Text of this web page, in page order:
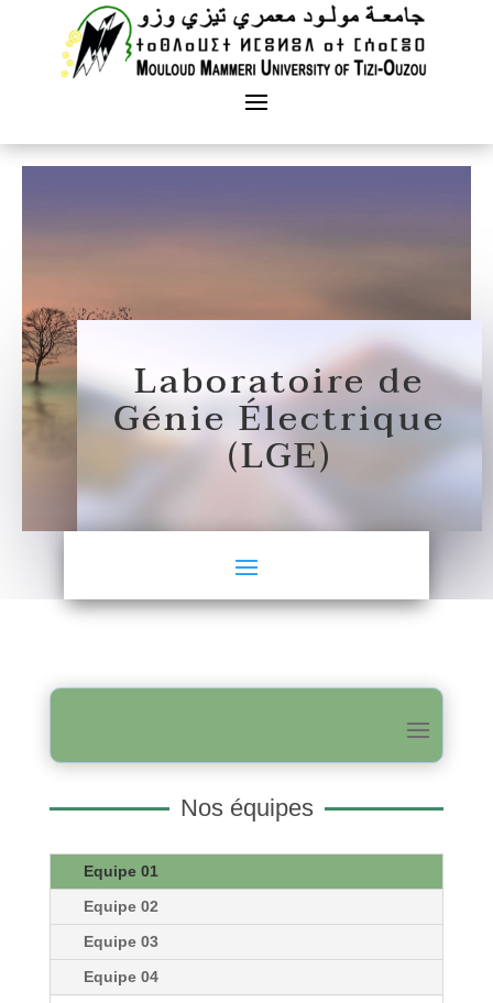
Laboratoire de
Génie Électrique
(LGE)
Nos équipes
Equipe 01
Equipe 02
Equipe 03
Equipe 04